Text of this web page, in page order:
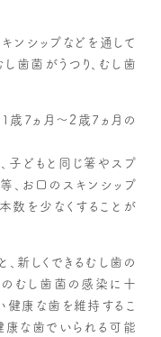
ンシップなどを通して
歯菌がうつり、むし歯
歳7ヵ月～2歳7ヵ月の
子どもと同じ箸やスプ
、お口のスキンシップ
数を少なくすることが
新しくできるむし歯の
のむし歯菌の感染に十
健康な歯を維持するこ
康な歯でいられる可能